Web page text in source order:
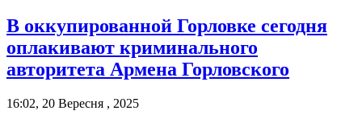
В оккупированной Горловке сегодня
оплакивают криминального
авторитета Армена Горловского
16:02, 20 Вересня , 2025